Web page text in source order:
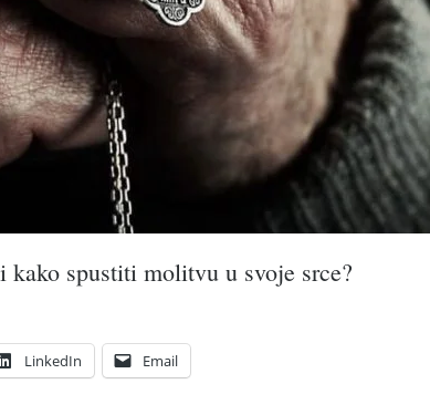
spustiti molitvu u svoje srce?
LinkedIn Email